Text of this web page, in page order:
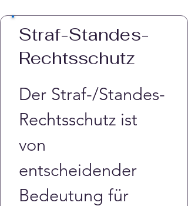
Straf-Standes-
Rechtsschutz
Der Straf-/Standes-
Rechtsschutz ist
von
entscheidender
Bedeutung für